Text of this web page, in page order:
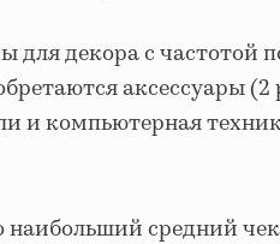
декора с частотой
аксессуары (2
и компьютерная
наибольший средний